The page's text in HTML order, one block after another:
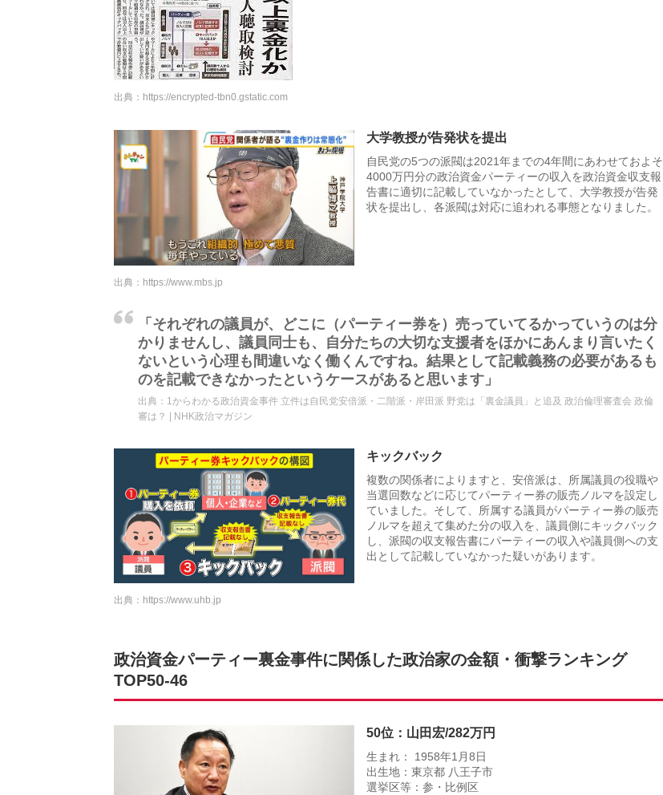
出典： https://encrypted-tbn0.gstatic.com
大学教授が告発状を提出
自民党の5つの派閥は2021年までの4年間にあわせておよそ
4000万円分の政治資金パーティーの収入を政治資金収支報
告書に適切に記載していなかったとして、大学教授が告発
状を提出し、各派閥は対応に追われる事態となりました。
出典： https://www.mbs.jp
「それぞれの議員が、どこに（パーティー券を）売っていてるかっていうのは分
かりませんし、議員同士も、自分たちの大切な支援者をほかにあんまり言いたく
ないという心理も間違いなく働くんですね。結果として記載義務の必要があるも
のを記載できなかったというケースがあると思います」
出典： 1からわかる政治資金事件 立件は自民党安倍派・二階派・岸田派 野党は「裏金議員」と追及 政治倫理審査会 政倫
審は？ | NHK政治マガジン
キックバック
複数の関係者によりますと、安倍派は、所属議員の役職や
当選回数などに応じてパーティー券の販売ノルマを設定し
ていました。そして、所属する議員がパーティー券の販売
ノルマを超えて集めた分の収入を、議員側にキックバック
し、派閥の収支報告書にパーティーの収入や議員側への支
出として記載していなかった疑いがあります。
出典： https://www.uhb.jp
政治資金パーティー裏金事件に関係した政治家の金額・衝撃ランキング
TOP50-46
50位：山田宏/282万円
生まれ： 1958年1月8日
出生地：東京都 八王子市
選挙区等：参・比例区